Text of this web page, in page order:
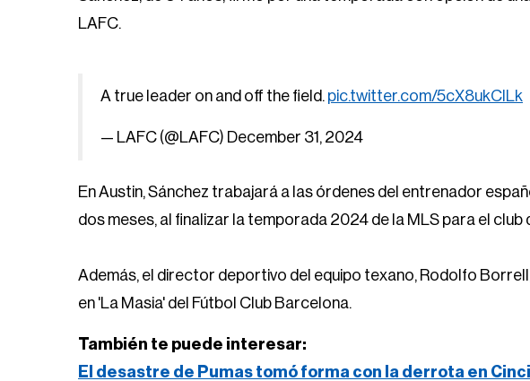
LAFC.
A true leader on and off the field. pic.twitter.com/5cX8ukClLk
— LAFC (@LAFC) December 31, 2024
En Austin, Sánchez trabajará a las órdenes del entrenador
dos meses, al finalizar la temporada 2024 de la MLS para el club
Además, el director deportivo del equipo texano, Rodolfo
en 'La Masia' del Fútbol Club Barcelona.
También te puede interesar:
El desastre de Pumas tomó forma con la derrota en